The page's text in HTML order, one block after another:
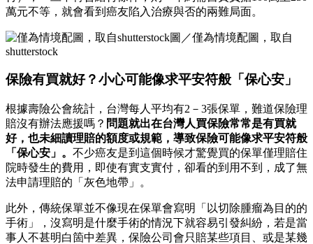
萬元不等，就會看到癌友陷入治療與否的兩難局面。
圖／僅為情境配圖，取自
shutterstock
保險有買就好？小心可能像求平安符般「保心安」
根據壽險公會統計，台灣每人平均有2－3張保單，難道保險理
賠沒有辦法應援嗎？ 問題就出在台灣人買保險常常是有買就
好，也未細讀理賠的額度或規範，導致保險可能像求平安符般
「保心安」。 不少癌友是到這個時候才驚覺買的保單僅理賠住
院時發生的費用，即使有實支實付，卻看的到用不到，成了無
法申請理賠的「灰色地帶」。
此外，傳統保單並不像現在保單會寫明「以切除腫瘤為目的的
手術」，沒寫明是什麼手術的情況下就容易引發糾紛，若是當
事人不甚明白箇中差異，保險公司會只賠某些項目、或是某幾